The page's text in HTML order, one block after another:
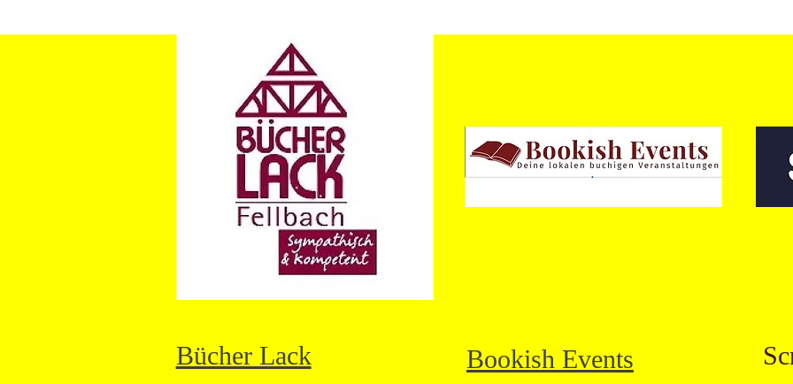
Bücher Lack Bookish Events